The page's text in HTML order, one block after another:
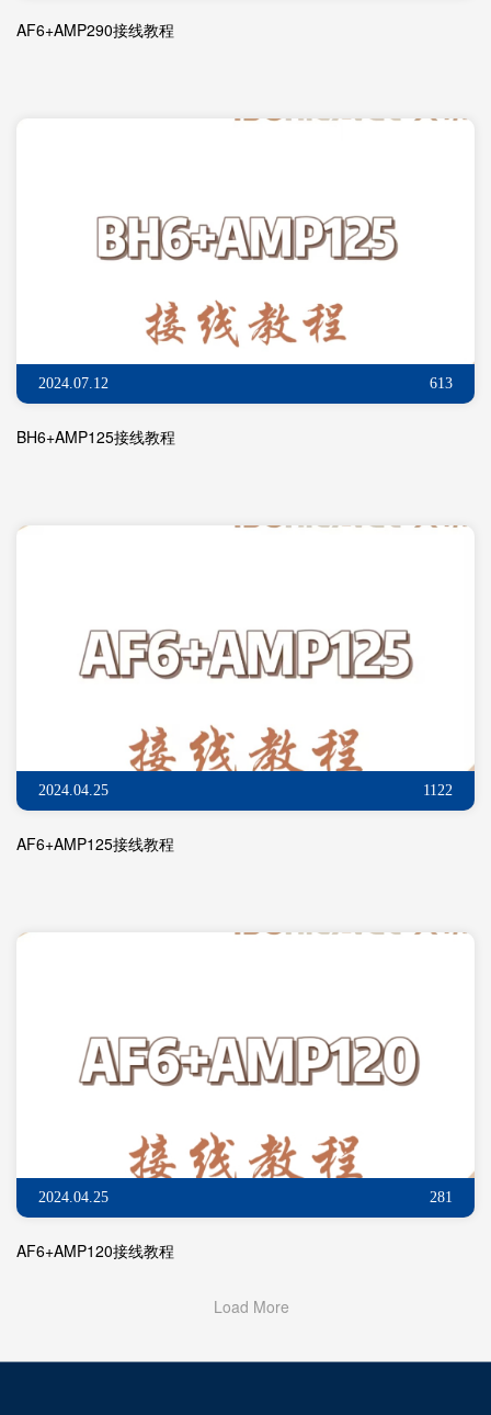
AF6+AMP290接线教程
2024.07.12 613
BH6+AMP125接线教程
2024.04.25 1122
AF6+AMP125接线教程
2024.04.25 281
AF6+AMP120接线教程
Load More